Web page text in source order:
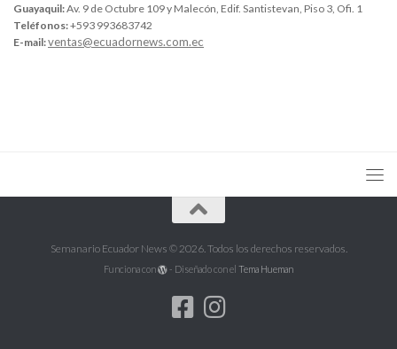
Guayaquil:Av. 9 de Octubre 109 y Malecón, Edif. Santistevan, Piso 3, Ofi. 1
Teléfonos:+593 993683742
E-mail:ventas@ecuadornews.com.ec
Semanario Ecuador News © 2026. Todos los derechos reservados.
Funciona con - Diseñado con el Tema Hueman